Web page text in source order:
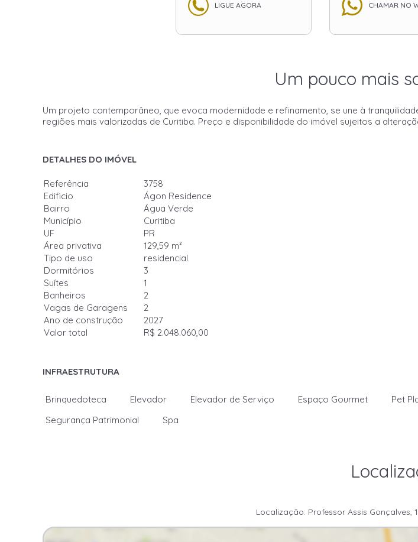
LIGUE AGORA CHAMAR NO
Um pouco mais
Um projeto contemporâneo, que evoca modernidade e refinamento, se une à
regiões mais valorizadas de Curitiba. Preço e disponibilidade do imóvel sujeitos a
DETALHES DO IMÓVEL
Referência
3758
Edificio
Ágon Residence
Bairro
Água Verde
Município
Curitiba
UF
PR
Área privativa
129,59 m²
Tipo de uso
residencial
Dormitórios
3
Suítes
1
Banheiros
2
Vagas de Garagens
2
Ano de construção
2027
Valor total
R$ 2.048.060,00
INFRAESTRUTURA
Brinquedoteca Elevador Elevador de Serviço Espaço Gourmet Pet
Segurança Patrimonial
Spa
Localização: Professor Assis Gonçalves,